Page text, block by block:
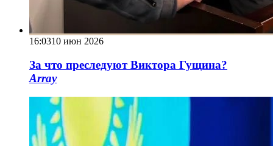
16:0310 июн 2026
За что преследуют Виктора Гущина?
Array